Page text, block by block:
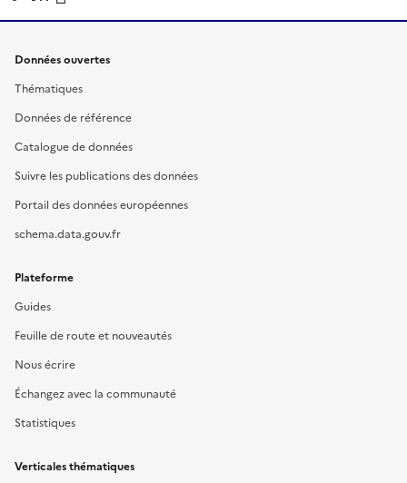
Données ouvertes
Thématiques
Données de référence
Catalogue de données
Suivre les publications des données
Portail des données européennes
schema.data.gouv.fr
Plateforme
Guides
Feuille de route et nouveautés
Nous écrire
Échangez avec la communauté
Statistiques
Verticales thématiques